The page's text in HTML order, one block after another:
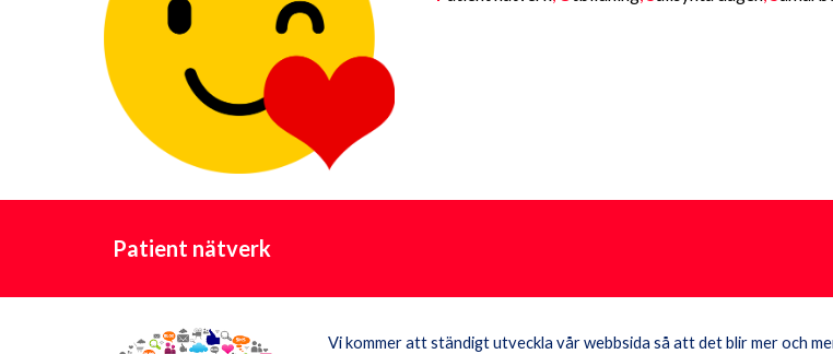
Patient nätverk
Vi kommer att ständigt utveckla vår webbsida så att det blir mer